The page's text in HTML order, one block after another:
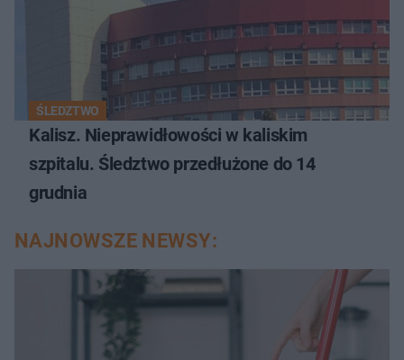
ŚLEDZTWO
Kalisz. Nieprawidłowości w kaliskim
szpitalu. Śledztwo przedłużone do 14
grudnia
NAJNOWSZE NEWSY: